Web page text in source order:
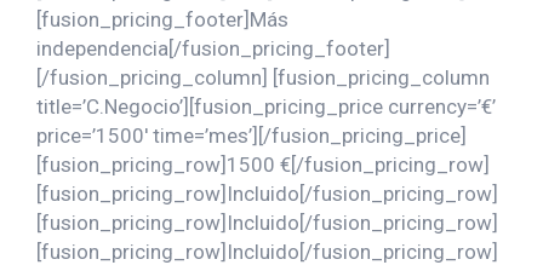
[fusion_pricing_footer]Más
independencia[/fusion_pricing_footer]
[/fusion_pricing_column] [fusion_pricing_column
title=’C.Negocio’][fusion_pricing_price currency=’€’
price=’1500′ time=’mes’][/fusion_pricing_price]
[fusion_pricing_row]1500 €[/fusion_pricing_row]
[fusion_pricing_row]Incluido[/fusion_pricing_row]
[fusion_pricing_row]Incluido[/fusion_pricing_row]
[fusion_pricing_row]Incluido[/fusion_pricing_row]